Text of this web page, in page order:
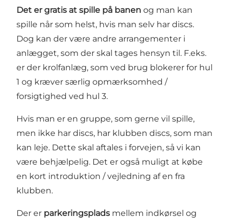
Det er gratis at spille på banen og man kan
spille når som helst, hvis man selv har discs.
Dog kan der være andre arrangementer i
anlægget, som der skal tages hensyn til. F.eks.
er der krolfanlæg, som ved brug blokerer for hul
1 og kræver særlig opmærksomhed /
forsigtighed ved hul 3.
Hvis man er en gruppe, som gerne vil spille,
men ikke har discs, har klubben discs, som man
kan leje. Dette skal aftales i forvejen, så vi kan
være behjælpelig. Det er også muligt at købe
en kort introduktion / vejledning af en fra
klubben.
Der er parkeringsplads mellem indkørsel og